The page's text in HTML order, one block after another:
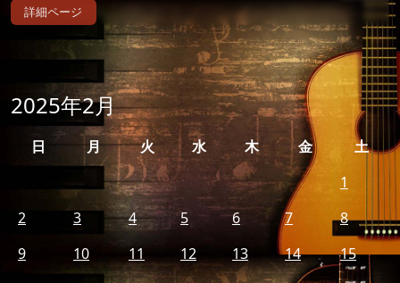
詳細ページ
2025年2月
日 月 火 水 木 金
土
1
2
3 4 5 6 7
8
9
10 11 12 13 14
15